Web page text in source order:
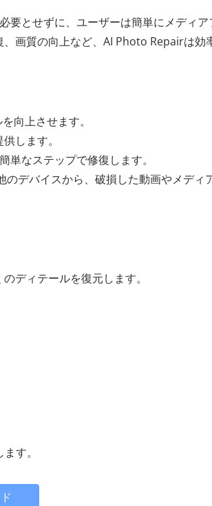
要とせずに、ユーザーは簡単にメディア
画質の向上など、AI Photo Repairは効
向上させます。
します。
なステップで修復します。
デバイスから、破損した動画やメディ
ディテールを復元します。
す。